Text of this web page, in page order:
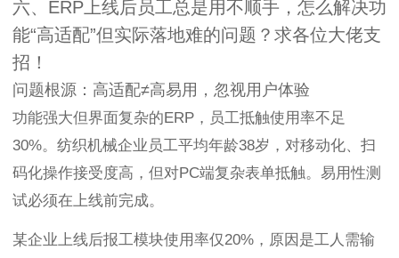
六、ERP上线后员工总是用不顺手，怎么解决功
能“高适配”但实际落地难的问题？求各位大佬支
招！
问题根源：高适配≠高易用，忽视用户体验
功能强大但界面复杂的ERP，员工抵触使用率不足
30%。纺织机械企业员工平均年龄38岁，对移动化、扫
码化操作接受度高，但对PC端复杂表单抵触。易用性测
试必须在上线前完成。
某企业上线后报工模块使用率仅20%，原因是工人需输